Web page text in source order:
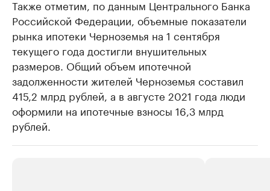
Также отметим, по данным Центрального Банка
Российской Федерации, объемные показатели
рынка ипотеки Черноземья на 1 сентября
текущего года достигли внушительных
размеров. Общий объем ипотечной
задолженности жителей Черноземья составил
415,2 млрд рублей, а в августе 2021 года люди
оформили на ипотечные взносы 16,3 млрд
рублей.